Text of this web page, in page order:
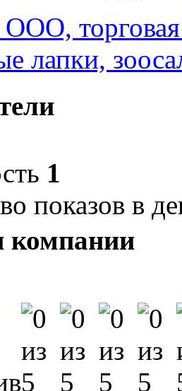
лапки,
1
показов в
компании